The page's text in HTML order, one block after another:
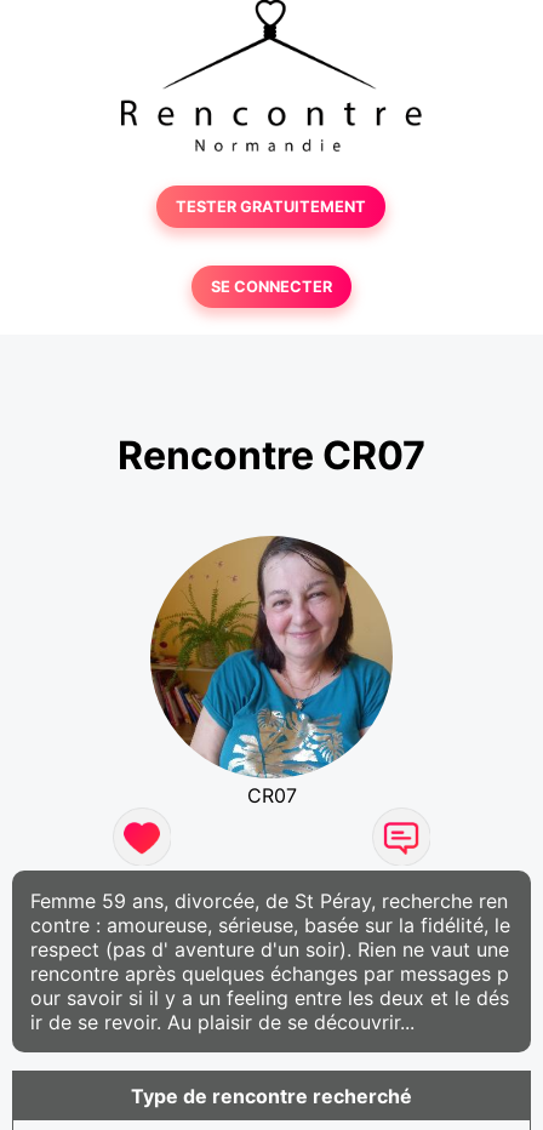
TESTER GRATUITEMENT
SE CONNECTER
Rencontre CR07
CR07
Femme 59 ans, divorcée, de St Péray, recherche ren
contre : amoureuse, sérieuse, basée sur la fidélité, le
respect (pas d' aventure d'un soir). Rien ne vaut une
rencontre après quelques échanges par messages p
our savoir si il y a un feeling entre les deux et le dés
ir de se revoir. Au plaisir de se découvrir...
Type de rencontre recherché